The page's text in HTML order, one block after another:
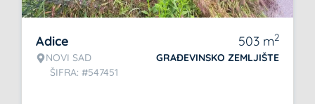
Adice
NOVI SAD
ŠIFRA: #547451
503 m2
GRAĐEVINSKO ZEMLJIŠTE